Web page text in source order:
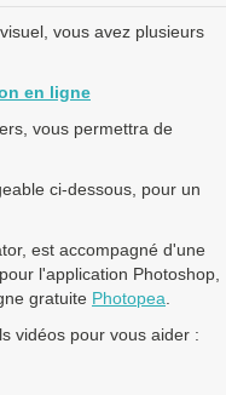
vous avez plusieurs
en ligne
vous permettra de
ci-dessous, pour un
est accompagné d'une
l'application Photoshop,
gratuite Photopea
vidéos pour vous aider :